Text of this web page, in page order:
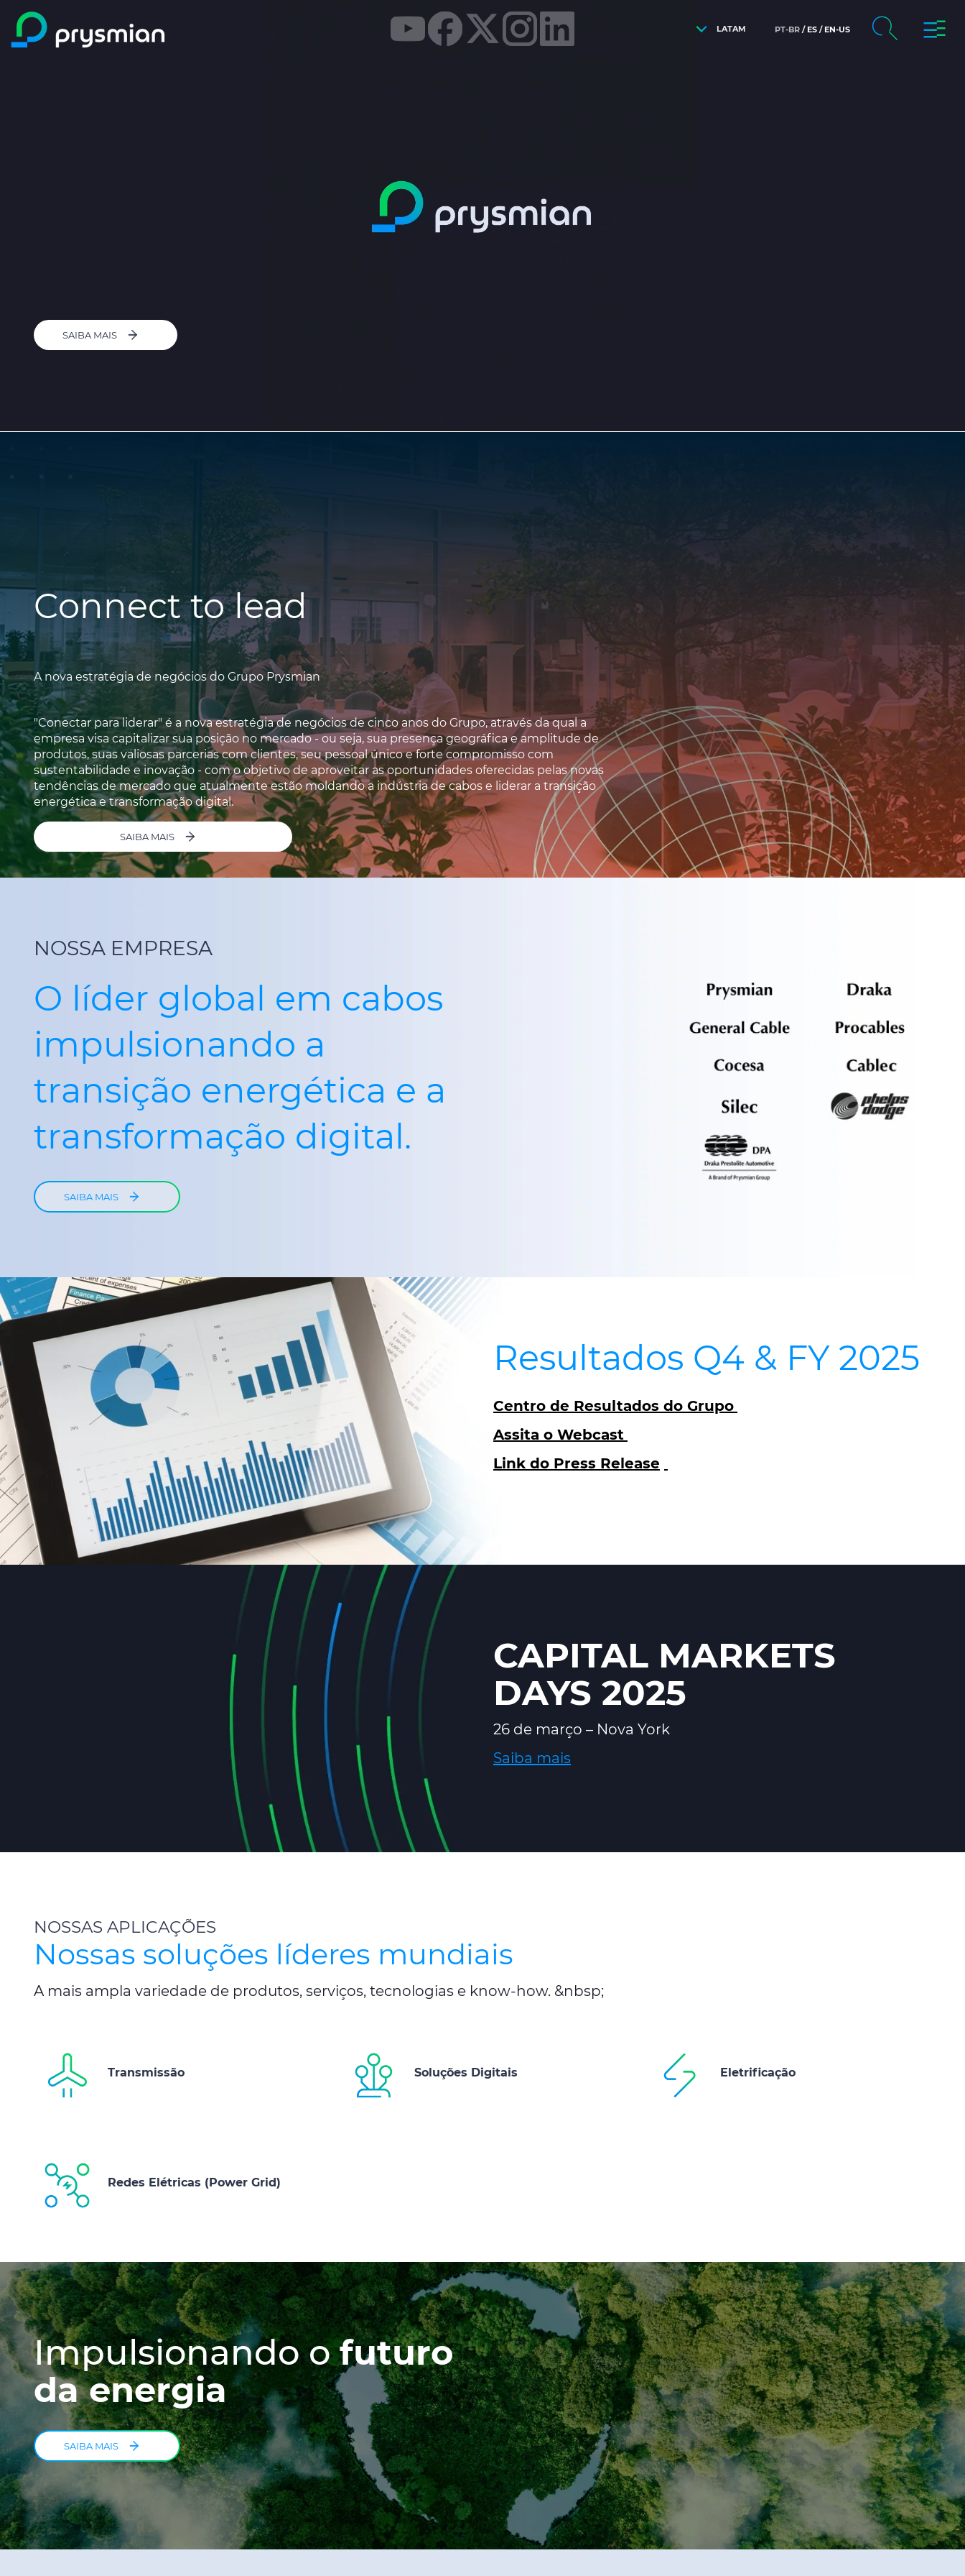
prysmian.skip_to_main_content LATAM PT-BR ES EN-US
SAIBA MAIS
Connect to lead
A nova estratégia de negócios do Grupo Prysmian
"Conectar para liderar" é a nova estratégia de negócios de cinco anos do Grupo, através da qual a
empresa visa capitalizar sua posição no mercado - ou seja, sua presença geográfica e amplitude de
produtos, suas valiosas parcerias com clientes, seu pessoal único e forte compromisso com
sustentabilidade e inovação - com o objetivo de aproveitar as oportunidades oferecidas pelas novas
tendências de mercado que atualmente estão moldando a indústria de cabos e liderar a transição
energética e transformação digital.
SAIBA MAIS
NOSSA EMPRESA
O líder global em cabos
impulsionando a
transição energética e a
transformação digital.
SAIBA MAIS
Resultados Q4 & FY 2025
Centro de Resultados do Grupo
Assita o Webcast
Link do Press Release
CAPITAL MARKETS
DAYS 2025
26 de março – Nova York
Saiba mais
NOSSAS APLICAÇÕES
Nossas soluções líderes mundiais
A mais ampla variedade de produtos, serviços, tecnologias e know-how. &nbsp;
Transmissão Soluções Digitais Eletrificação
Redes Elétricas (Power Grid)
Impulsionando ofuturo
da energia
SAIBA MAIS